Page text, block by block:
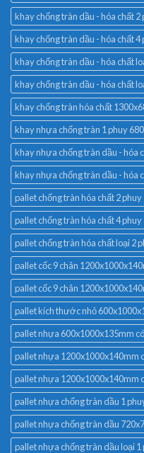
khay chống tràn dầu - hóa chất
khay chống tràn dầu - hóa chất 4
khay chống tràn dầu - hóa chất
khay chống tràn dầu - hóa chất
khay chống tràn hóa chất
khay nhựa chống tràn 1 phuy
khay nhựa chống tràn dầu - hóa
khay nhựa chống tràn dầu - hóa
pallet chống tràn hóa chất 2
pallet chống tràn hóa chất 4
pallet chống tràn hóa chất loại 2
pallet cốc 9 chân
pallet cốc 9 chân
pallet kích thước nhỏ
pallet nhựa 600x1000x135mm
pallet nhựa 1200x1000x140mm
pallet nhựa 1200x1000x140mm
pallet nhựa chống tràn dầu 1
pallet nhựa chống tràn dầu
pallet nhựa chống tràn dầu loại